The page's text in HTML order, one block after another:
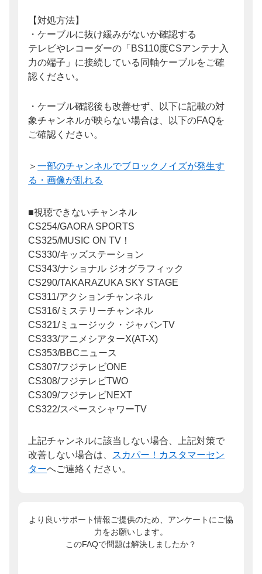
【対処方法】
・ケーブルに抜け緩みがないか確認する
テレビやレコーダーの「BS110度CSアンテナ入
力の端子」に接続している同軸ケーブルをご確
認ください。
・ケーブル確認後も改善せず、以下に記載の対
象チャンネルが映らない場合は、以下のFAQを
ご確認ください。
＞一部のチャンネルでブロックノイズが発生す
る・画像が乱れる
■視聴できないチャンネル
CS254/GAORA SPORTS
CS325/MUSIC ON TV！
CS330/キッズステーション
CS343/ナショナル ジオグラフィック
CS290/TAKARAZUKA SKY STAGE
CS311/アクションチャンネル
CS316/ミステリーチャンネル
CS321/ミュージック・ジャパンTV
CS333/アニメシアターX(AT-X)
CS353/BBCニュース
CS307/フジテレビONE
CS308/フジテレビTWO
CS309/フジテレビNEXT
CS322/スペースシャワーTV
上記チャンネルに該当しない場合、上記対策で
改善しない場合は、
スカパー！カスタマーセン
ターへご連絡ください。
より良いサポート情報ご提供のため、アンケートにご協
力をお願いします。
このFAQで問題は解決しましたか？